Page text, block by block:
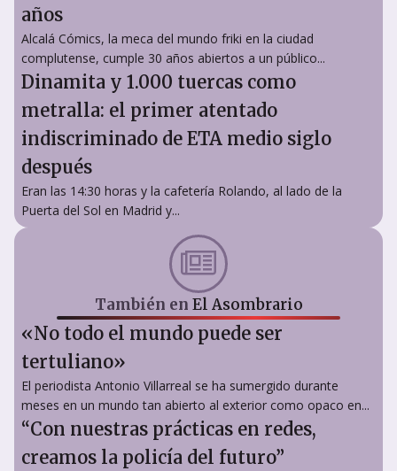
años
Alcalá Cómics, la meca del mundo friki en la ciudad
complutense, cumple 30 años abiertos a un público...
Dinamita y 1.000 tuercas como
metralla: el primer atentado
indiscriminado de ETA medio siglo
después
Eran las 14:30 horas y la cafetería Rolando, al lado de la
Puerta del Sol en Madrid y...
También en El Asombrario
«No todo el mundo puede ser
tertuliano»
El periodista Antonio Villarreal se ha sumergido durante
meses en un mundo tan abierto al exterior como opaco en...
“Con nuestras prácticas en redes,
creamos la policía del futuro”